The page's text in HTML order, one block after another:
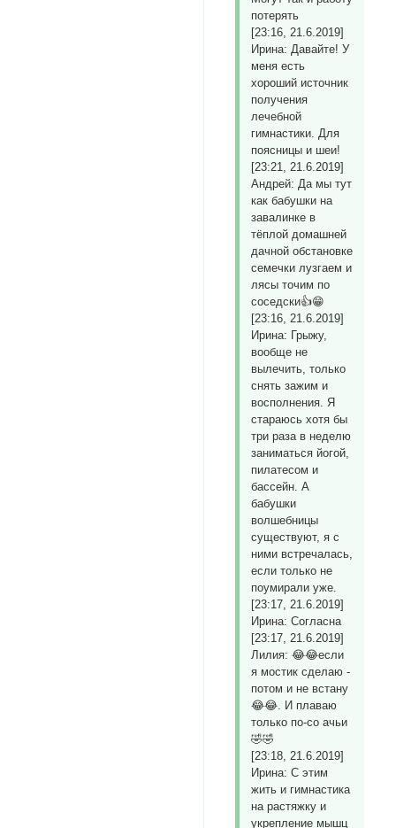
потерять
[23:16, 21.6.2019]
Ирина: Давайте! У
меня есть
хороший источник
получения
лечебной
гимнастики. Для
поясницы и шеи!
[23:21, 21.6.2019]
Андрей: Да мы тут
как бабушки на
завалинке в
тёплой домашней
дачной обстановке
семечки лузгаем и
лясы точим по
соседски👍😁
[23:16, 21.6.2019]
Ирина: Грыжу,
вообще не
вылечить, только
снять зажим и
восполнения. Я
стараюсь хотя бы
три раза в неделю
заниматься йогой,
пилатесом и
бассейн. А
бабушки
волшебницы
существуют, я с
ними встречалась,
если только не
поумирали уже.
[23:17, 21.6.2019]
Ирина: Согласна
[23:17, 21.6.2019]
Лилия: 😂😂если
я мостик сделаю -
потом и не встану
😂😂. И плаваю
только по-со ачьи
🤣🤣
[23:18, 21.6.2019]
Ирина: С этим
жить и гимнастика
на растяжку и
укрепление мышц